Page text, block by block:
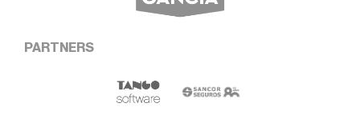
PARTNERS